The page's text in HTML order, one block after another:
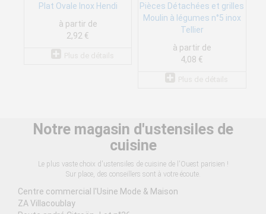
Plat Ovale Inox Hendi
à partir de
2,92 €
Pièces Détachées et grilles
Moulin à légumes n°5 inox
Tellier
à partir de
4,08 €
Notre magasin d'ustensiles de
cuisine
Le plus vaste choix d'ustensiles de cuisine de l'Ouest parisien !
Sur place, des conseillers sont à votre écoute.
Centre commercial l'Usine Mode & Maison
ZA Villacoublay